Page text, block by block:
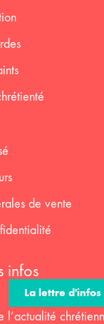
de vente
infos
La lettre d'infos
l’actualité